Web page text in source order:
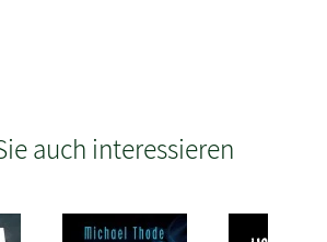
auch interessieren